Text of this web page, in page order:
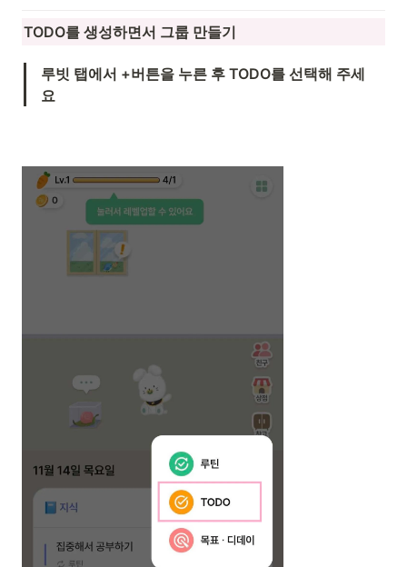
TODO를 생성하면서 그룹 만들기
루빗 탭에서 +버튼을 누른 후 TODO를 선택해 주세
요